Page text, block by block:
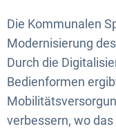
Die Kommunalen
Modernisierung
Durch die
Bedienformen
verbessern, wo